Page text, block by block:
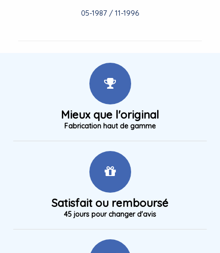
05-1987 / 11-1996
Mieux que l'original
Fabrication haut de gamme
Satisfait ou remboursé
45 jours pour changer d'avis